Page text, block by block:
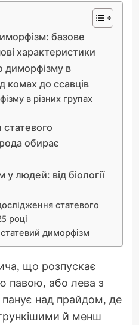
базове
характеристики
диморфізму в
комах до ссавців
в різних групах
обирає
людей: від біології
статевого
році
диморфізм
що розпускає
павою, або лева з
над прайдом, де
й менш